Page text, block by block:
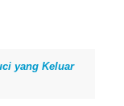
yang Keluar